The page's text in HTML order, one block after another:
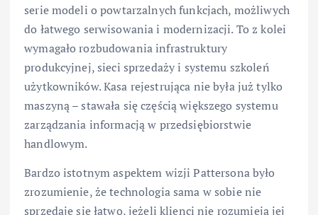
serie modeli o powtarzalnych funkcjach, możliwych
do łatwego serwisowania i modernizacji. To z kolei
wymagało rozbudowania infrastruktury
produkcyjnej, sieci sprzedaży i systemu szkoleń
użytkowników. Kasa rejestrująca nie była już tylko
maszyną – stawała się częścią większego systemu
zarządzania informacją w przedsiębiorstwie
handlowym.
Bardzo istotnym aspektem wizji Pattersona było
zrozumienie, że technologia sama w sobie nie
sprzedaje się łatwo, jeżeli klienci nie rozumieją jej